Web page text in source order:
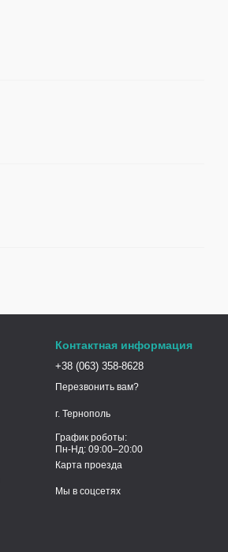
Контактная информация
+38 (063) 358-8628
Перезвонить вам?
г. Тернополь
График роботы:
Пн-Нд: 09:00–20:00
Карта проезда
Мы в соцсетях